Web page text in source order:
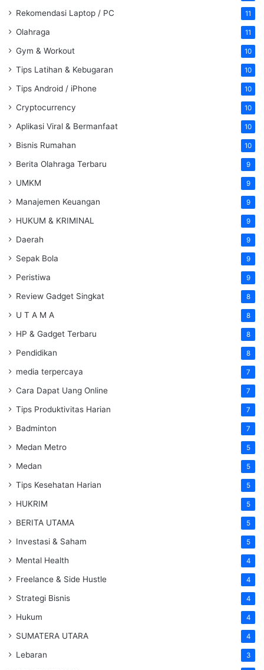
Rekomendasi Laptop / PC 11
Olahraga 11
Gym & Workout 10
Tips Latihan & Kebugaran 10
Tips Android / iPhone 10
Cryptocurrency 10
Aplikasi Viral & Bermanfaat 10
Bisnis Rumahan 10
Berita Olahraga Terbaru 9
UMKM 9
Manajemen Keuangan 9
HUKUM & KRIMINAL 9
Daerah 9
Sepak Bola 9
Peristiwa 9
Review Gadget Singkat 8
U T A M A 8
HP & Gadget Terbaru 8
Pendidikan 8
media terpercaya 7
Cara Dapat Uang Online 7
Tips Produktivitas Harian 7
Badminton 7
Medan Metro 5
Medan 5
Tips Kesehatan Harian 5
HUKRIM 5
BERITA UTAMA 5
Investasi & Saham 5
Mental Health 4
Freelance & Side Hustle 4
Strategi Bisnis 4
Hukum 4
SUMATERA UTARA 4
Lebaran 3